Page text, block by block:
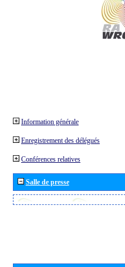
Information générale
Enregistrement des délégués
Conférences relatives
Salle de presse